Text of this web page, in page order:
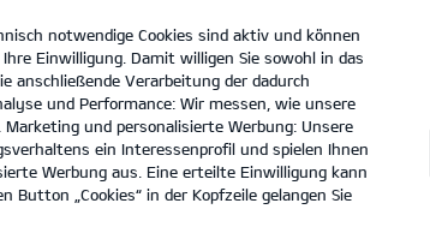
Kia
Christ GmbH Tel. :0981 - 14268
notwendige Cookies sind aktiv und können
Einwilligung. Damit willigen Sie sowohl in das
anschließende Verarbeitung der dadurch
und Performance: Wir messen, wie unsere
und personalisierte Werbung: Unsere
ein Interessenprofil und spielen Ihnen
Werbung aus. Eine erteilte Einwilligung kann
„Cookies“ in der Kopfzeile gelangen Sie